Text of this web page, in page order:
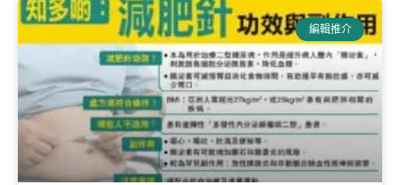
編輯推介
PagePagePage Page